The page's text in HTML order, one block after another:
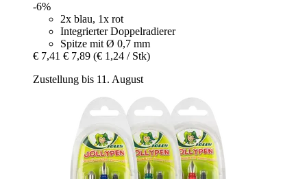
-6%
2x blau, 1x rot
Integrierter Doppelradierer
Spitze mit Ø 0,7 mm
€ 7,41 € 7,89 (€ 1,24 / Stk)
Zustellung bis 11. August